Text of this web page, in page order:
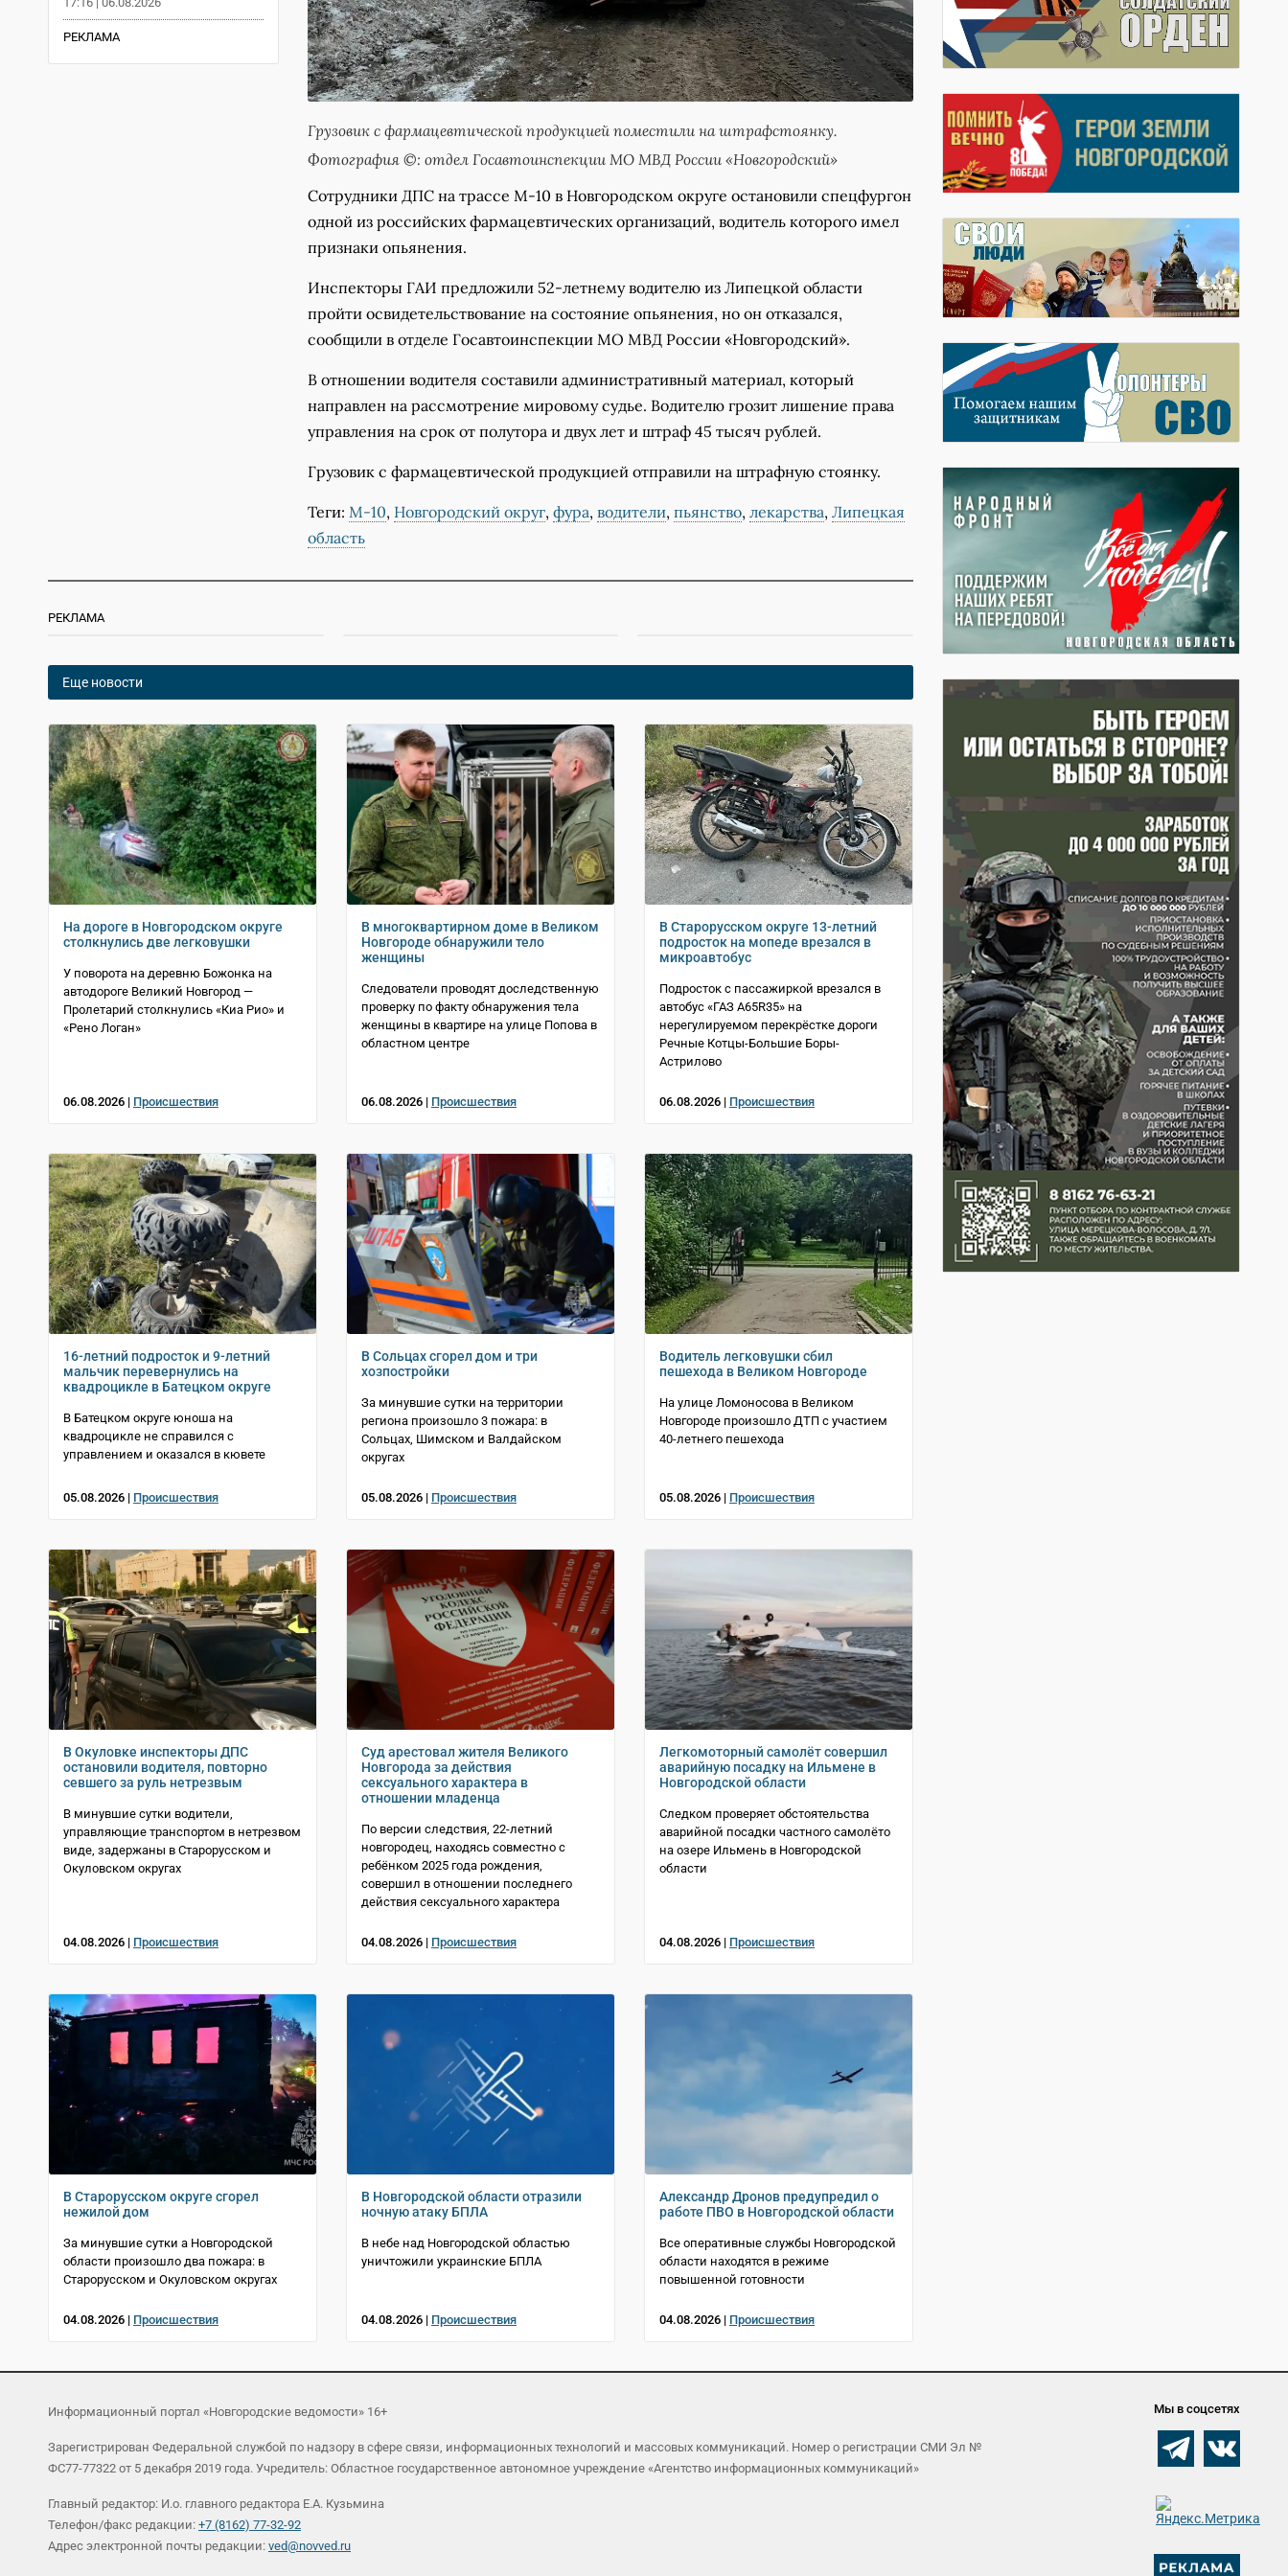
РЕКЛАМА
Грузовик с фармацевтической продукцией поместили на штрафстоянку.
Фотография ©: отдел Госавтоинспекции МО МВД России «Новгородский»
Сотрудники ДПС на трассе М-10 в Новгородском округе остановили спецфургон
одной из российских фармацевтических организаций, водитель которого имел
признаки опьянения.
Инспекторы ГАИ предложили 52-летнему водителю из Липецкой области
пройти освидетельствование на состояние опьянения, но он отказался,
сообщили в отделе Госавтоинспекции МО МВД России «Новгородский».
В отношении водителя составили административный материал, который
направлен на рассмотрение мировому судье. Водителю грозит лишение права
управления на срок от полутора и двух лет и штраф 45 тысяч рублей.
Грузовик с фармацевтической продукцией отправили на штрафную стоянку.
Теги: М-10, Новгородский округ, фура, водители, пьянство, лекарства, Липецкая
область
РЕКЛАМА
Еще новости
На дороге в Новгородском округе
столкнулись две легковушки
У поворота на деревню Божонка на
автодороге Великий Новгород —
Пролетарий столкнулись «Киа Рио» и
«Рено Логан»
06.08.2026 | Происшествия
В многоквартирном доме в Великом
Новгороде обнаружили тело
женщины
Следователи проводят доследственную
проверку по факту обнаружения тела
женщины в квартире на улице Попова в
областном центре
06.08.2026 | Происшествия
В Старорусском округе 13-летний
подросток на мопеде врезался в
микроавтобус
Подросток с пассажиркой врезался в
автобус «ГАЗ A65R35» на
нерегулируемом перекрёстке дороги
Речные Котцы-Большие Боры-
Астрилово
06.08.2026 | Происшествия
16-летний подросток и 9-летний
мальчик перевернулись на
квадроцикле в Батецком округе
В Батецком округе юноша на
квадроцикле не справился с
управлением и оказался в кювете
05.08.2026 | Происшествия
В Сольцах сгорел дом и три
хозпостройки
За минувшие сутки на территории
региона произошло 3 пожара: в
Сольцах, Шимском и Валдайском
округах
05.08.2026 | Происшествия
Водитель легковушки сбил
пешехода в Великом Новгороде
На улице Ломоносова в Великом
Новгороде произошло ДТП с участием
40-летнего пешехода
05.08.2026 | Происшествия
В Окуловке инспекторы ДПС
остановили водителя, повторно
севшего за руль нетрезвым
В минувшие сутки водители,
управляющие транспортом в нетрезвом
виде, задержаны в Старорусском и
Окуловском округах
04.08.2026 | Происшествия
Суд арестовал жителя Великого
Новгорода за действия
сексуального характера в
отношении младенца
По версии следствия, 22-летний
новгородец, находясь совместно с
ребёнком 2025 года рождения,
совершил в отношении последнего
действия сексуального характера
04.08.2026 | Происшествия
Легкомоторный самолёт совершил
аварийную посадку на Ильмене в
Новгородской области
Следком проверяет обстоятельства
аварийной посадки частного самолёто
на озере Ильмень в Новгородской
области
04.08.2026 | Происшествия
В Старорусском округе сгорел
нежилой дом
За минувшие сутки а Новгородской
области произошло два пожара: в
Старорусском и Окуловском округах
04.08.2026 | Происшествия
В Новгородской области отразили
ночную атаку БПЛА
В небе над Новгородской областью
уничтожили украинские БПЛА
04.08.2026 | Происшествия
Александр Дронов предупредил о
работе ПВО в Новгородской области
Все оперативные службы Новгородской
области находятся в режиме
повышенной готовности
04.08.2026 | Происшествия
Информационный портал «Новгородские ведомости» 16+
Зарегистрирован Федеральной службой по надзору в сфере связи, информационных технологий и массовых коммуникаций. Номер о регистрации СМИ Эл №
ФС77-77322 от 5 декабря 2019 года. Учредитель: Областное государственное автономное учреждение «Агентство информационных коммуникаций»
Главный редактор: И.о. главного редактора Е.А. Кузьмина
Телефон/факс редакции: +7 (8162) 77-32-92
Адрес электронной почты редакции: ved@novved.ru
Мы в соцсетях